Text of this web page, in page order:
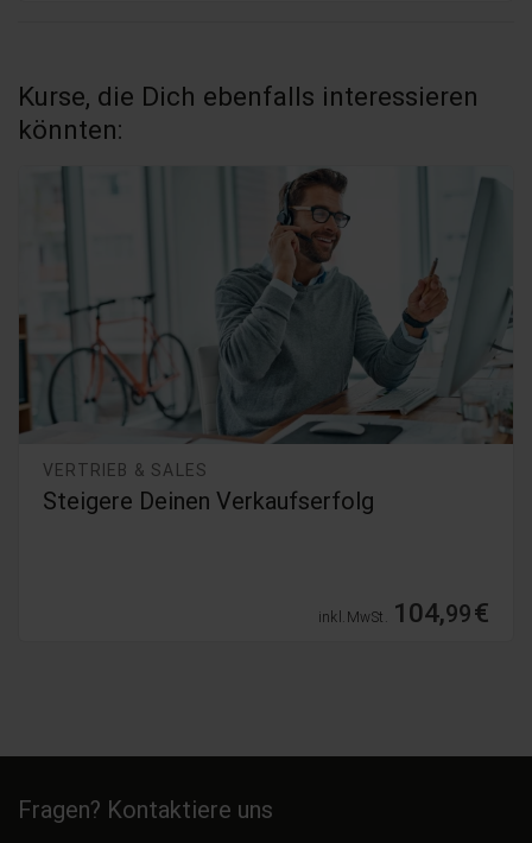
Kurse, die Dich ebenfalls interessieren
könnten:
VERTRIEB & SALES
Steigere Deinen Verkaufserfolg
inkl. MwSt. 104,99€
Fragen? Kontaktiere uns